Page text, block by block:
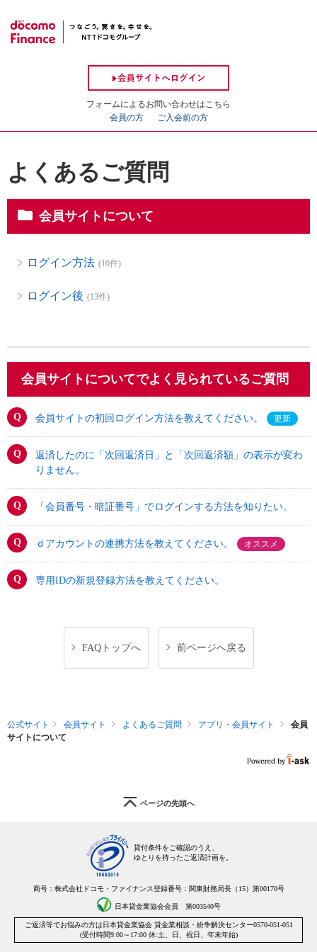
フォームによるお問い合わせはこちら
会員の方
ご入会前の方
よくあるご質問
会員サイトについて
ログイン方法 (10件)
ログイン後 (13件)
会員サイトについてでよく見られているご質問
会員サイトの初回ログイン方法を教えてください。 更新
返済したのに「次回返済日」と「次回返済額」の表示が変わ
りません。
「会員番号・暗証番号」でログインする方法を知りたい。
ｄアカウントの連携方法を教えてください。 オススメ
専用IDの新規登録方法を教えてください。
FAQトップへ 前ページへ戻る
公式サイト 会員サイト よくあるご質問 アプリ・会員サイト
会員
サイトについて
ページの先頭へ
貸付条件をご確認のうえ、
ゆとりを持ったご返済計画を。
商号：株式会社ドコモ・ファイナンス登録番号：関東財務局長（15）第00170号
日本貸金業協会会員 第003540号
ご返済等でお悩みの方は日本貸金業協会 貸金業相談・紛争解決センター0570-051-051
(受付時間9:00～17:00 休:土、日、祝日、年末年始)